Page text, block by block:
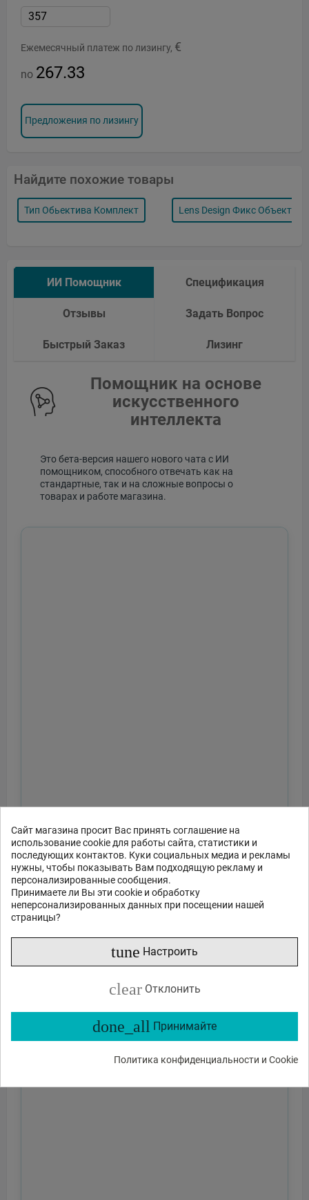
Сайт магазина просит Вас принять соглашение на
использование cookie для работы сайта, статистики и
последующих контактов. Куки социальных медиа и рекламы
нужны, чтобы показывать Вам подходящую рекламу и
персонализированные сообщения.
Принимаете ли Вы эти cookie и обработку
неперсонализированных данных при посещении нашей
страницы?
tune Настроить
clear Отклонить
done_all Принимайте
Политика конфиденциальности и Cookie
Ежемесячный платеж по лизингу, €
no 267.33
Предложения по лизингу
Найдите похожие товары
Тип Обьектива Комплект Lens Design Фикс
ИИ Помощник Спецификация
Отзывы Задать Вопрос
Быстрый Заказ Лизинг
Помощник на основе
искусственного
интеллекта
Это бета-версия нашего нового чата с ИИ
помощником, способного отвечать как на
стандартные, так и на сложные вопросы о
товарах и работе магазина.